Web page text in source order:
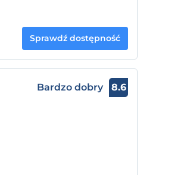
Sprawdź dostępność
Bardzo dobry 8.6